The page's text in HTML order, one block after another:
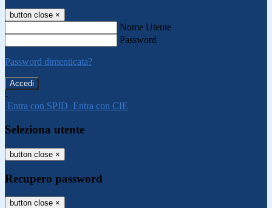
button close ×
Nome Utente
Password
Password dimenticata?
-
Entra con SPID Entra con CIE
Seleziona utente
button close ×
Recupero password
button close ×